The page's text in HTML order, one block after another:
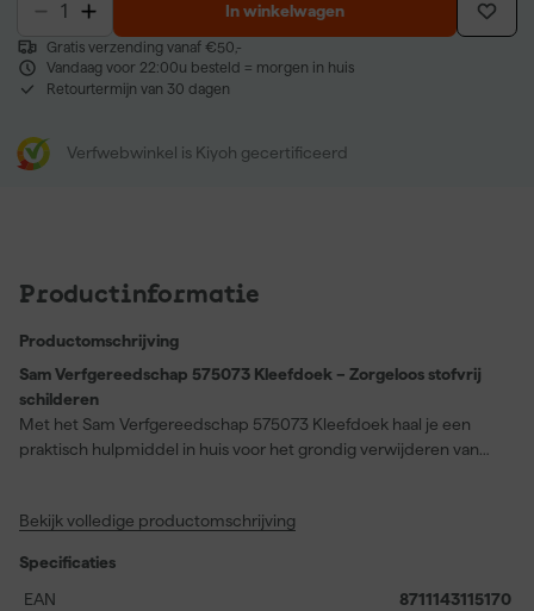
In winkelwagen
Gratis verzending vanaf €50,-
Vandaag voor 22:00u besteld = morgen in huis
Retourtermijn van 30 dagen
Verfwebwinkel is Kiyoh gecertificeerd
Productinformatie
Productomschrijving
Sam Verfgereedschap 575073 Kleefdoek – Zorgeloos stofvrij
schilderen
Met het Sam Verfgereedschap 575073 Kleefdoek haal je een
praktisch hulpmiddel in huis voor het grondig verwijderen van
oppervlak volledig stofvrij is voordat je begint met lakken of
verdwijnen zelfs de kleinste deeltjes en bereik je een strak,
professioneel resultaat. Het gebruiksgemak maakt dit product
Bekijk volledige productomschrijving
Specificaties
EAN
8711143115170